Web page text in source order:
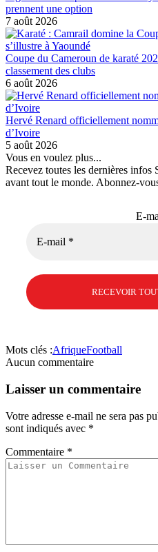
prennent une option
7 août 2026
Coupe du Cameroun de karaté
classement des clubs
6 août 2026
Hervé Renard officiellement
d’Ivoire
5 août 2026
Vous en voulez plus...
Recevez toutes les dernières
avant tout le monde. Abonnez-
E-
Mots clés :AfriqueFootball
Aucun commentaire
Laisser un commentaire
Votre adresse e-mail ne sera pas
sont indiqués avec *
Commentaire *